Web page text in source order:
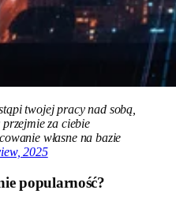
twojej pracy nad sobą,
za ciebie
własne na bazie
2025
popularność?